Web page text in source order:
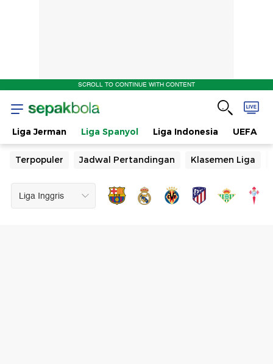
SCROLL TO CONTINUE WITH CONTENT
Liga Jerman Liga Spanyol Liga Indonesia UEFA
Terpopuler Jadwal Pertandingan Klasemen Liga